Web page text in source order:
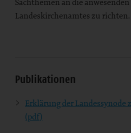
Landeskirchenamtes zu richten.
Publikationen
Erklärung der Landessynode
(pdf)